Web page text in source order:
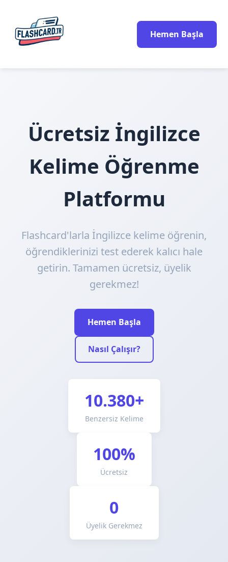
Hemen Başla
Ücretsiz İngilizce
Kelime Öğrenme
Platformu
Flashcard'larla İngilizce kelime öğrenin,
öğrendiklerinizi test ederek kalıcı hale
getirin. Tamamen ücretsiz, üyelik
gerekmez!
Hemen Başla
Nasıl Çalışır?
10.380+
Benzersiz Kelime
100%
Ücretsiz
0
Üyelik Gerekmez